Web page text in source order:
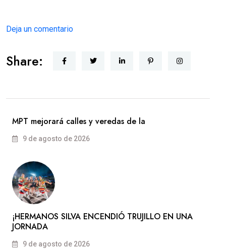
Deja un comentario
Share:
MPT mejorará calles y veredas de la
9 de agosto de 2026
​¡HERMANOS SILVA ENCENDIÓ TRUJILLO EN UNA
JORNADA
9 de agosto de 2026